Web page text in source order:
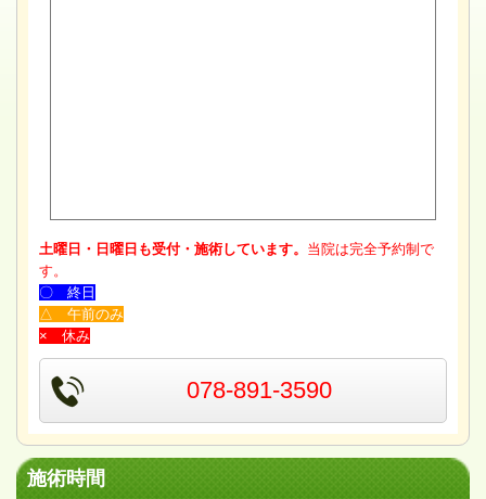
土曜日・日曜日も受付・施術しています。 当院は完全予約制で
す。
〇 終日
△ 午前のみ
× 休み
078-891-3590
施術時間